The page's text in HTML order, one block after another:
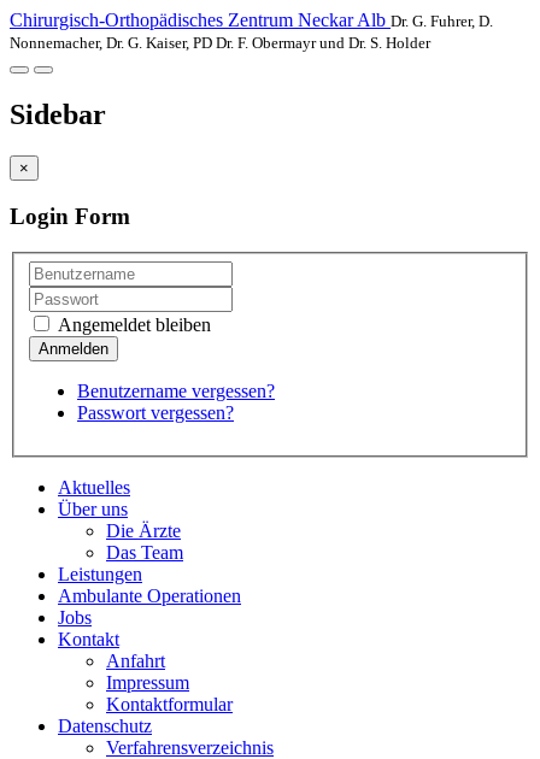
Chirurgisch-Orthopädisches Zentrum Neckar Alb Dr. G. Fuhrer, D.
Nonnemacher, Dr. G. Kaiser, PD Dr. F. Obermayr und Dr. S. Holder
Sidebar
×
Login Form
Angemeldet bleiben
Benutzername vergessen?
Passwort vergessen?
Aktuelles
Über uns
Die Ärzte
Das Team
Leistungen
Ambulante Operationen
Jobs
Kontakt
Anfahrt
Impressum
Kontaktformular
Datenschutz
Verfahrensverzeichnis